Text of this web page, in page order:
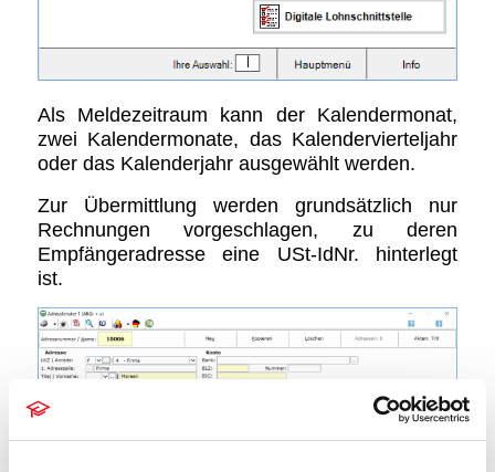
Als Meldezeitraum kann der Kalendermonat,
zwei Kalendermonate, das Kalendervierteljahr
oder das Kalenderjahr ausgewählt werden.
Zur Übermittlung werden grundsätzlich nur
Rechnungen vorgeschlagen, zu deren
Empfängeradresse eine USt-IdNr. hinterlegt
ist.